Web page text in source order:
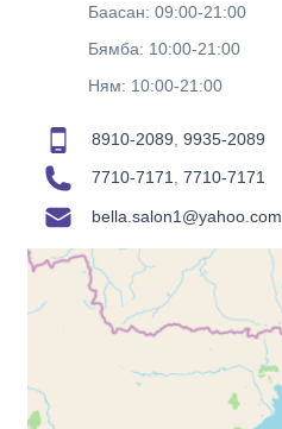
Баасан: 09:00-21:00
Бямба: 10:00-21:00
Ням: 10:00-21:00
8910-2089 9935-2089
7710-7171 7710-7171
bella.salon1@yahoo.com